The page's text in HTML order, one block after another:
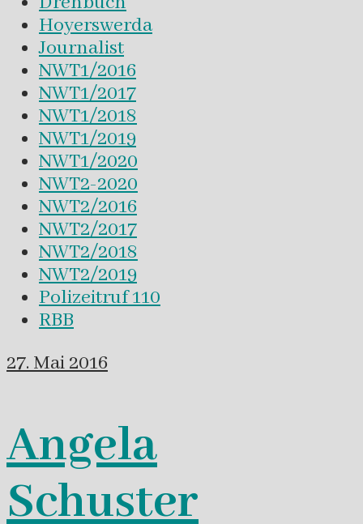
Hoyerswerda
Journalist
NWT1/2016
NWT1/2017
NWT1/2018
NWT1/2019
NWT1/2020
NWT2-2020
NWT2/2016
NWT2/2017
NWT2/2018
NWT2/2019
Polizeitruf 110
RBB
27. Mai 2016
Angela
Schuster